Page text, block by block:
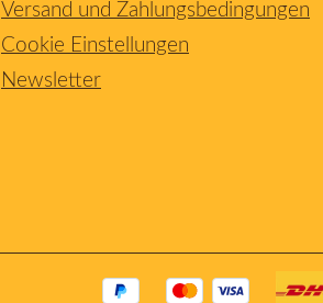
Versand und Zahlungsbedingungen
Cookie Einstellungen
Newsletter